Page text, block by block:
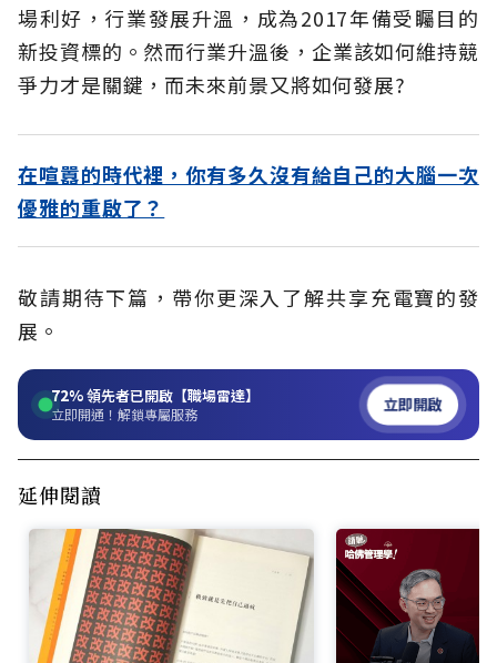
場利好，行業發展升溫，成為2017年備受矚目的
新投資標的。然而行業升溫後，企業該如何維持競
爭力才是關鍵，而未來前景又將如何發展?
在喧囂的時代裡，你有多久沒有給自己的大腦一次
優雅的重啟了？
敬請期待下篇，帶你更深入了解共享充電寶的發
展。
72%領先者已開啟【職場雷達】
立即開通！解鎖專屬服務 立即開啟
延伸閱讀